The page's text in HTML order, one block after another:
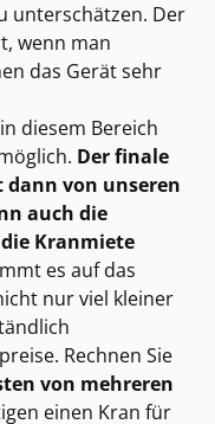
unterschätzen. Der
wenn man
das Gerät sehr
diesem Bereich
Der finale
dann von unseren
auch die
Kranmiete
es auf das
nur viel kleiner
Rechnen Sie
von mehreren
einen Kran für